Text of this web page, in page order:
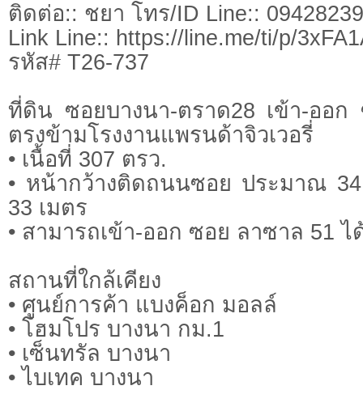
ติดต่อ:: ชยา โทร/ID Line::
Link Line:: https://line.me/ti/p/
รหัส# T26-737
ที่ดิน ซอยบางนา-ตราด28 เข้า-ออ
ตรงข้ามโรงงานแพรนด้าจิวเวอรี่
• เนื้อที่ 307 ตรว.
• หน้ากว้างติดถนนซอย ประมาณ
33 เมตร
• สามารถเข้า-ออก ซอย ลาซาล 51
สถานที่ใกล้เคียง
• ศูนย์การค้า แบงค็อก มอลล์
• โฮมโปร บางนา กม.1
• เซ็นทรัล บางนา
• ไบเทค บางนา